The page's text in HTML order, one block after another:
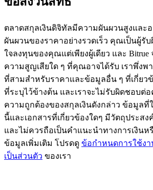
กิจกรรมเพิ่มเติม
รับรางวัลและสิทธิพิเศษสุดพิเศษ
ศูนย์รางวัล
เข้าสู่ระบบลงชื่อ
ตลาดสกุลเงินดิจิทัลมีความผันผวนสูงและ
ผันผวนของราคาอย่างรวดเร็ว คุณเป็นผู้รั
ใจลงทุนของคุณแต่เพียงผู้เดียว และ
ความสูญเสียใด ๆ ที่คุณอาจได้รับ เราพึ่ง
ที่สามสำหรับราคาและข้อมูลอื่น ๆ ที่เกี่ยว
ที่ระบุไว้ข้างต้น และเราจะไม่รับผิดชอบต่
ความถูกต้องของสกุลเงินดังกล่าว ข้อมูล
นี้และเอกสารที่เกี่ยวข้องใดๆ มีวัตถุประส
และไม่ควรถือเป็นคำแนะนำทางการเงิน
ข้อมูลเพิ่มเติม โปรดดู ข้อกำหนดการใช้งา
เป็นส่วนตัว ของเรา